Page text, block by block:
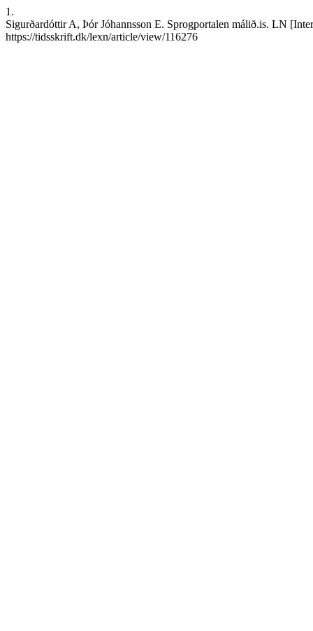
1.
Sigurðardóttir A, Þór Jóhannsson E. Sprogportalen málið.is. LN
https://tidsskrift.dk/lexn/article/view/116276